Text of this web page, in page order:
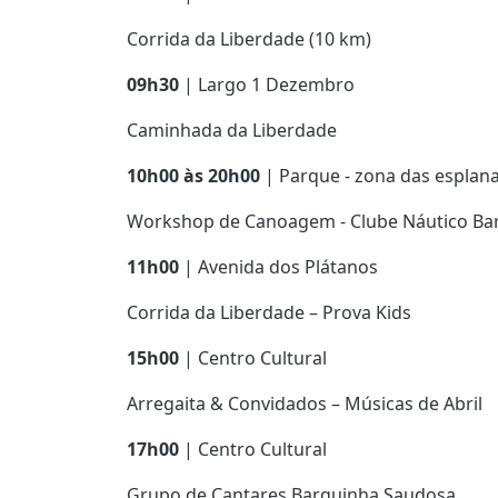
Corrida da Liberdade (10 km)
09h30 | Largo 1 Dezembro
Caminhada da Liberdade
10h00 às 20h00 | Parque - zona das
Workshop de Canoagem - Clube Náutico
11h00 | Avenida dos Plátanos
Corrida da Liberdade – Prova Kids
15h00 | Centro Cultural
Arregaita & Convidados – Músicas de Abril
17h00 | Centro Cultural